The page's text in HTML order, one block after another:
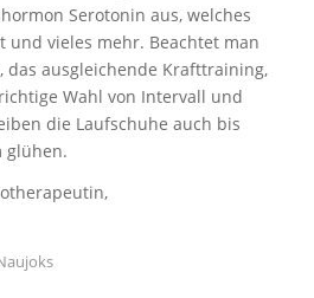
Serotonin aus, welches
und vieles mehr. Beachtet man
das ausgleichende Krafttraining,
Wahl von Intervall und
die Laufschuhe auch bis
glühen.